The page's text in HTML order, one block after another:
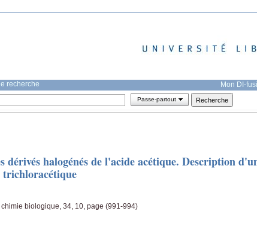
recherche Mon DI-
Passe-partout
halogénés de l'acide acétique. Description
trichloracétique
biologique, 34, 10, page (991-994)